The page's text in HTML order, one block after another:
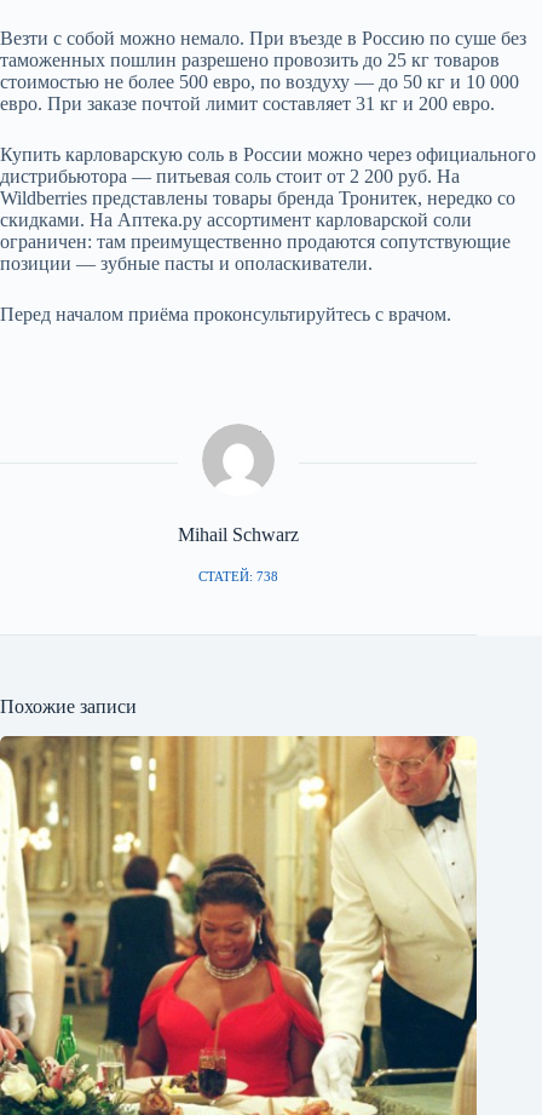
Везти с собой можно немало. При въезде в Россию по суше без
таможенных пошлин разрешено провозить до 25 кг товаров
стоимостью не более 500 евро, по воздуху — до 50 кг и 10 000
евро. При заказе почтой лимит составляет 31 кг и 200 евро.
Купить карловарскую соль в России можно через официального
дистрибьютора — питьевая соль стоит от 2 200 руб. На
Wildberries представлены товары бренда Тронитек, нередко со
скидками. На Аптека.ру ассортимент карловарской соли
ограничен: там преимущественно продаются сопутствующие
позиции — зубные пасты и ополаскиватели.
Перед началом приёма проконсультируйтесь с врачом.
Mihail Schwarz
СТАТЕЙ: 738
Похожие записи